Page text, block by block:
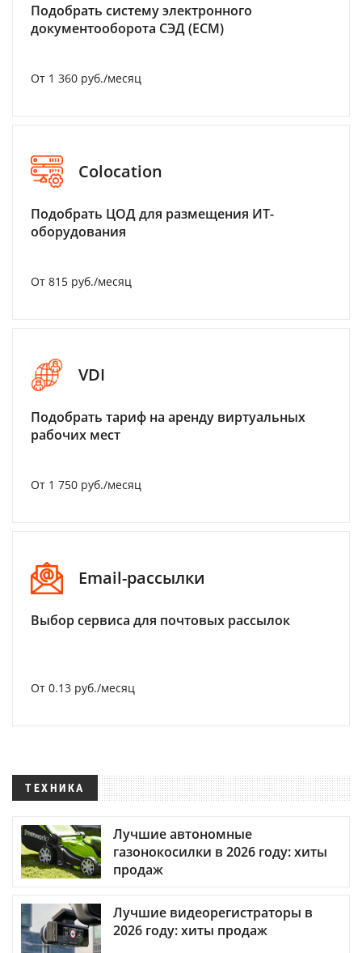
Подобрать систему электронного
документооборота СЭД (ECM)
От 1 360 руб./месяц
Colocation
Подобрать ЦОД для размещения ИТ-
оборудования
От 815 руб./месяц
VDI
Подобрать тариф на аренду виртуальных
рабочих мест
От 1 750 руб./месяц
Email-рассылки
Выбор сервиса для почтовых рассылок
От 0.13 руб./месяц
ТЕХНИКА
Лучшие автономные
газонокосилки в 2026 году: хиты
продаж
Лучшие видеорегистраторы в
2026 году: хиты продаж